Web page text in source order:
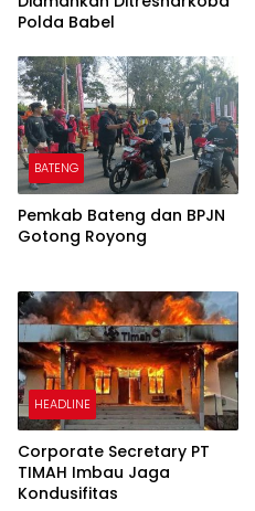
Polda Babel
BATENG
Pemkab Bateng dan BPJN
Gotong Royong
HEADLINE
Corporate Secretary PT
TIMAH Imbau Jaga
Kondusifitas